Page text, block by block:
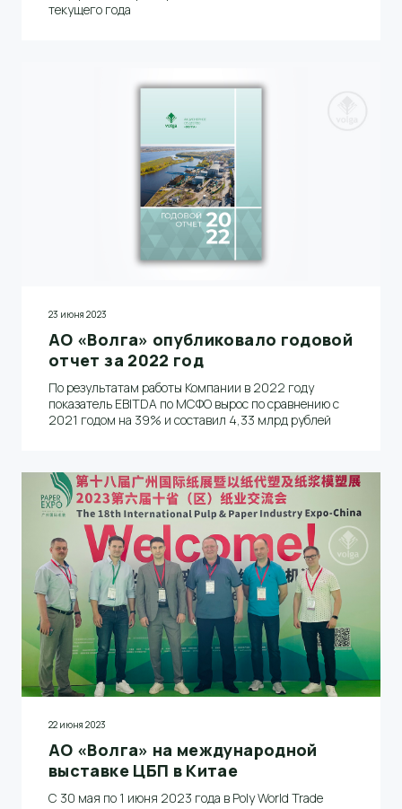
текущего года
23 июня 2023
АО «Волга» опубликовало годовой
отчет за 2022 год
По результатам работы Компании в 2022 году
показатель EBITDA по МСФО вырос по сравнению с
2021 годом на 39% и составил 4,33 млрд рублей
22 июня 2023
АО «Волга» на международной
выставке ЦБП в Китае
С 30 мая по 1 июня 2023 года в Poly World Trade